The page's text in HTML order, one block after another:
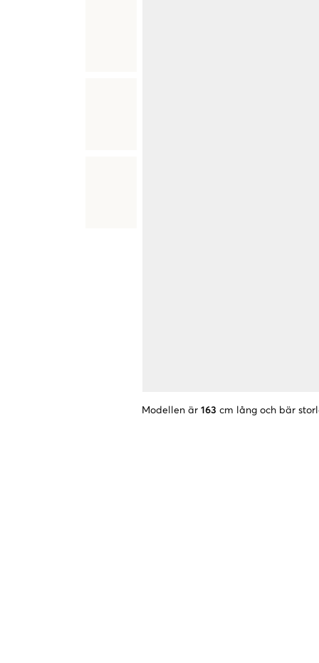
Modellen är 163 cm lång och bär